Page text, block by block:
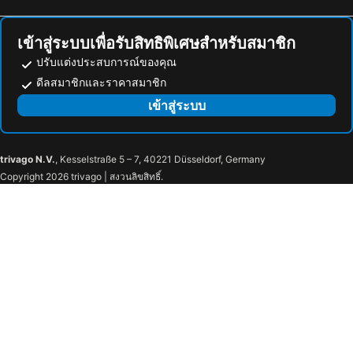
เข้าสู่ระบบเพื่อรับสิทธิพิเศษสำหรับสมาชิก
ปรับแต่งประสบการณ์ของคุณ
ดีลสมาชิกและราคาสมาชิก
เข้าสู่ระบบ
trivago N.V., Kesselstraße 5 – 7, 40221 Düsseldorf, Germany
Copyright 2026 trivago | สงวนลิขสิทธิ์.